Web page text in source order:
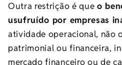
Outra restrição é que o
usufruído por empresas
atividade operacional, não
patrimonial ou financeira,
mercado financeiro ou de